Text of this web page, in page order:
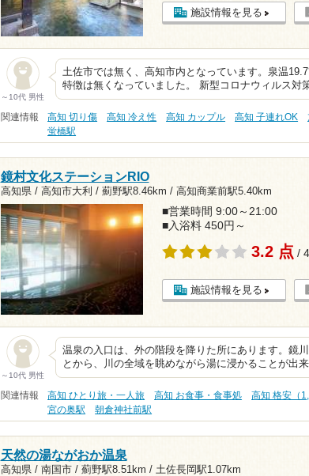
施設情報を見る
～10代 男性
土佐市では無く、高知市内となっています。泉温
特徴は無くなっていました。 新型コロナウィルス対
関連情報 高知 切り傷 高知 冷え性 高知 カップル 高知 子連れOK
蛍橋駅
鏡村文化ステーションRIO
高知県 / 高知市大利 / 薊野駅8.46km / 高知商業前駅5.40km
■営業時間 9:00～21:00
■入浴料 450円～
3.2 点 /
施設情報を見る
～10代 男性
温泉の入口は、外の階段を降りた所にあります。鏡
とから、川の全域を眺めながら湯に浸かることが出
関連情報 高知 ひとり旅・一人旅 高知 お食事・食事処 高知 格安（
宮の奥駅
朝倉神社前駅
天然の湯ながおか温泉
高知県 / 南国市 / 薊野駅8.51km / 土佐長岡駅1.07km